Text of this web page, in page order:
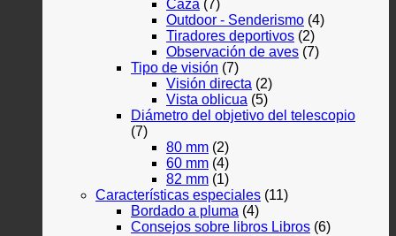
Caza (7)
Outdoor - Senderismo (4)
Tiradores deportivos (2)
Observación de aves (7)
Tipo de visión (7)
Visión directa (2)
Vista oblicua (5)
Diámetro del objetivo del telescopio
(7)
80 mm (2)
60 mm (4)
82 mm (1)
Características especiales (11)
Bordado a pluma (4)
Consejos sobre libros Libros (6)